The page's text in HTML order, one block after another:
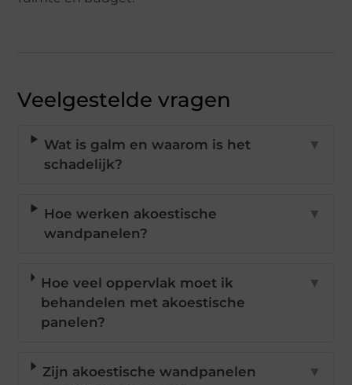
Veelgestelde vragen
Wat is galm en waarom is het
schadelijk?
▼
Hoe werken akoestische
wandpanelen?
▼
Hoe veel oppervlak moet ik
behandelen met akoestische
panelen?
▼
Zijn akoestische wandpanelen
▼